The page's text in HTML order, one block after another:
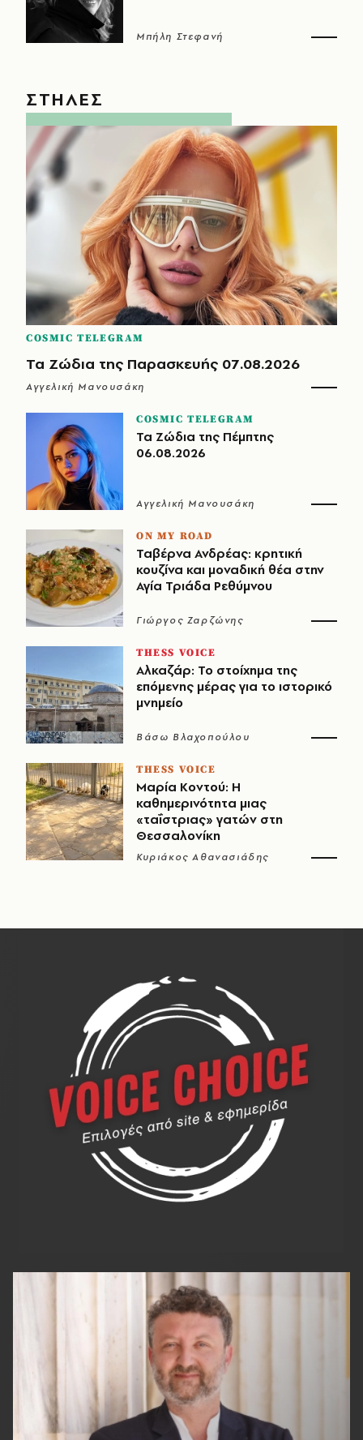
Μπήλη Στεφανή
ΣΤΗΛΕΣ
COSMIC TELEGRAM
Τα Ζώδια της Παρασκευής 07.08.2026
Αγγελική Μανουσάκη
COSMIC TELEGRAM
Τα Ζώδια της Πέμπτης
06.08.2026
Αγγελική Μανουσάκη
ON MY ROAD
Ταβέρνα Ανδρέας: κρητική
κουζίνα και μοναδική θέα στην
Αγία Τριάδα Ρεθύμνου
Γιώργος Ζαρζώνης
THESS VOICE
Αλκαζάρ: Το στοίχημα της
επόμενης μέρας για το ιστορικό
μνημείο
Βάσω Βλαχοπούλου
THESS VOICE
Μαρία Κοντού: Η
καθημερινότητα μιας
«ταΐστριας» γατών στη
Θεσσαλονίκη
Κυριάκος Αθανασιάδης